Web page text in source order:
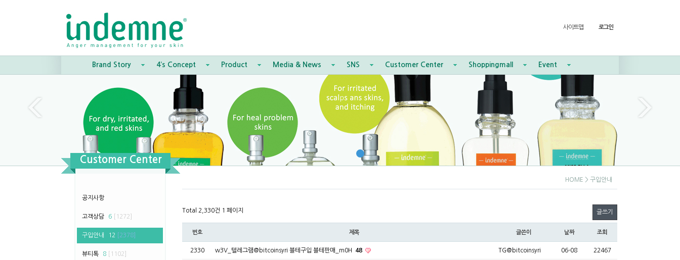
사이트맵 로그인
Brand Story 4’s Concept Product Media & News SNS Customer Center Shoppingmall Event
Customer Center
공지사항
고객상담 6 [1272]
구입안내 12 [2378]
뷰티톡 8 [1102]
HOME > 구입안내
Total 2,330건 1 페이지 글쓰기
번호 제목 글쓴이 날짜 조회
2330 w3V_텔레그램@bitcoinsyri 블테구입 블테판매_m0H 48 TG@bitcoinsyri 06-08 22467